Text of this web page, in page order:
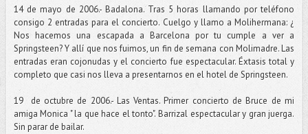
14 de mayo de 2006.- Badalona. Tras 5 horas llamando por teléfono
consigo 2 entradas para el concierto. Cuelgo y llamo a Molihermana: ¿
Nos hacemos una escapada a Barcelona por tu cumple a ver a
Springsteen? Y allí que nos fuimos, un fin de semana con Molimadre. Las
entradas eran cojonudas y el concierto fue espectacular. Éxtasis total y
completo que casi nos lleva a presentarnos en el hotel de Springsteen.
19 de octubre de 2006.- Las Ventas. Primer concierto de Bruce de mi
amiga Monica " la que hace el tonto". Barrizal espectacular y gran juerga.
Sin parar de bailar.